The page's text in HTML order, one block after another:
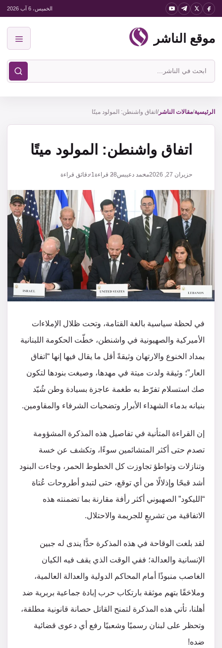
انتقل
المحتوى
الخميس، 6 آب 2026
موقع الناشر
ابحث
في
الناشر
الرئيسية/مقالات الناشر/ اتفاق واشنطن: المولود ميتًا
اتفاق واشنطن: المولود ميتًا
حزيران 27, 2026 محمد دعيبس28 قراءة1 دقائق قراءة
في لحظة سياسية بالغة القتامة، وتحت ظلال الإملاءات
الأميركية والصهيونية في واشنطن، خطّت الحكومة اللبنانية
بمداد الخنوع والارتهان وثيقةً أقل ما يقال فيها إنها “اتفاق
العار”؛ وثيقة ولدت ميتة في مهدها، وصيغت بنودها لتكون
صك استسلام تفرّط به طغمة عاجزة بسيادة وطن شُيّد
بنيانه بدماء الشهداء الأبرار وتضحيات الشرفاء والمقاومين.
إن القراءة المتأنية في تفاصيل هذه المذكرة المشؤومة
تصدم حتى أكثر المتشائمين سوءًا، وتكشف عن خسة
وتنازلات وتواطؤ تجاوزت كل الخطوط الحمر، وجاءت البنود
أشد قبحًا وإذلالًا من أي توقع، حتى لتبدو أطروحات عُتاة
“الليكود” الصهيوني أكثر رأفة مقارنة بما تضمنته هذه
الاتفاقية من تشريعٍ للجريمة والاحتلال.
لقد بلغت الوقاحة في هذه المذكرة حدًّا يندى له جبين
الإنسانية والعدالة؛ ففي الوقت الذي يقف فيه الكيان
الغاصب منبوذًا أمام المحاكم الدولية والعدالة العالمية،
وملاحَقًا بتهم موثقة بارتكاب حرب إبادة جماعية بربرية ضد
أهلنا، تأتي هذه المذكرة لتمنح القاتل حصانة قانونية مطلقة،
وتحظر على لبنان رسميًا وشعبيًا رفع أي دعوى قضائية
ضده!